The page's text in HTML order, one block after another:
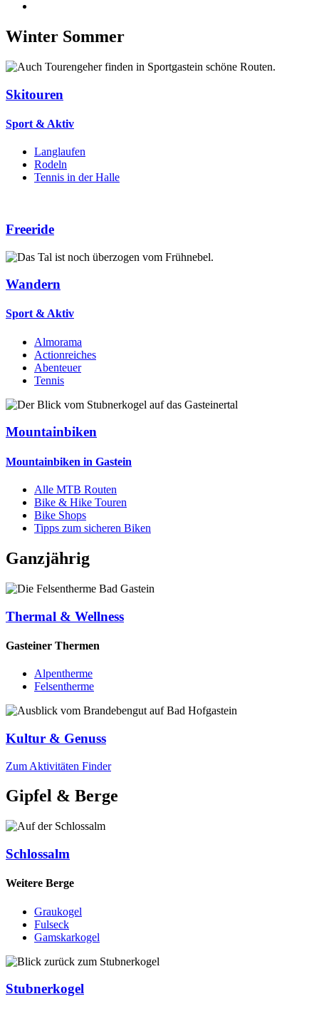
Winter Sommer
Skitouren
Sport & Aktiv
Langlaufen
Rodeln
Tennis in der Halle
Freeride
Wandern
Sport & Aktiv
Almorama
Actionreiches
Abenteuer
Tennis
Mountainbiken
Mountainbiken in Gastein
Alle MTB Routen
Bike & Hike Touren
Bike Shops
Tipps zum sicheren Biken
Ganzjährig
Thermal & Wellness
Gasteiner Thermen
Alpentherme
Felsentherme
Kultur & Genuss
Zum Aktivitäten Finder
Gipfel & Berge
Schlossalm
Weitere Berge
Graukogel
Fulseck
Gamskarkogel
Stubnerkogel